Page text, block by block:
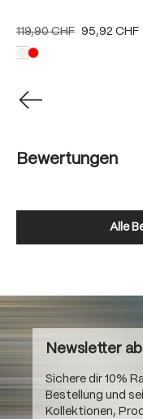
119,90 CHF 95,92 CHF
Bewertungen
Alle
Newsletter
Sichere dir 10%
Bestellung und
Kollektionen,